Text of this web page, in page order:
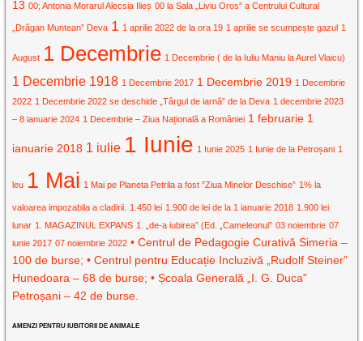
13 00; Antonia Morarul Alecsia Ilieș 00 la Sala „Liviu Oros” a Centrului Cultural
„Drăgan Muntean” Deva 1 1 aprilie 2022 de la ora 19 1 aprilie se scumpește gazul 1
August 1 Decembrie 1 Decembrie ( de la Iuliu Maniu la Aurel Vlaicu)
1 Decembrie 1918 1 Decembrie 2017 1 Decembrie 2019 1 Decembrie
2022 1 Decembrie 2022 se deschide „Târgul de iarnă” de la Deva 1 decembrie 2023
– 8 ianuarie 2024 1 Decembrie – Ziua Națională a României 1 februarie 1
ianuarie 2018 1 iulie 1 Iunie 1 Iunie 2025 1 Iunie de la Petroșani 1
leu 1 Mai 1 Mai pe Planeta Petrila a fost ”Ziua Minelor Deschise” 1% la
valoarea impozabila a cladirii. 1.450 lei 1.900 de lei de la 1 ianuarie 2018 1.900 lei
lunar 1. MAGAZINUL EXPANS 1. „de-a iubirea” (Ed. „Cameleonul” 03 noiembrie 07
iunie 2017 07 noiembrie 2022 • Centrul de Pedagogie Curativă Simeria –
100 de burse; • Centrul pentru Educație Incluzivă „Rudolf Steiner”
Hunedoara – 68 de burse; • Școala Generală „I. G. Duca”
Petroșani – 42 de burse.
AMENZI PENTRU IUBITORII DE ANIMALE